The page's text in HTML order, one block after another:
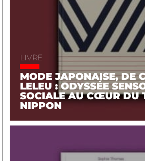
LIVRE
MODE JAPONAISE, DE
LELEU : ODYSSÉE
SOCIALE AU CŒUR DU
NIPPON